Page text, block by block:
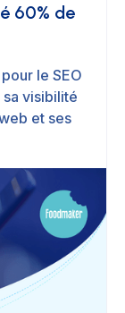
60% de
le SEO
sa visibilité
et ses